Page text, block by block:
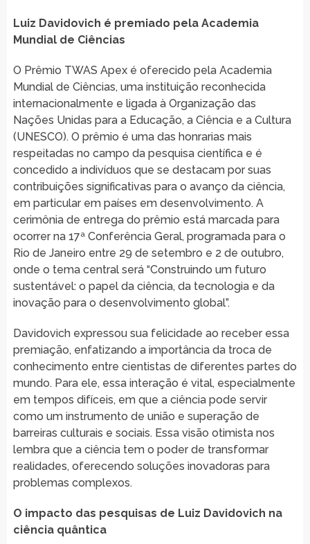
Luiz Davidovich é premiado pela Academia
Mundial de Ciências
O Prêmio TWAS Apex é oferecido pela Academia
Mundial de Ciências, uma instituição reconhecida
internacionalmente e ligada à Organização das
Nações Unidas para a Educação, a Ciência e a Cultura
(UNESCO). O prêmio é uma das honrarias mais
respeitadas no campo da pesquisa científica e é
concedido a indivíduos que se destacam por suas
contribuições significativas para o avanço da ciência,
em particular em países em desenvolvimento. A
cerimônia de entrega do prêmio está marcada para
ocorrer na 17ª Conferência Geral, programada para o
Rio de Janeiro entre 29 de setembro e 2 de outubro,
onde o tema central será “Construindo um futuro
sustentável: o papel da ciência, da tecnologia e da
inovação para o desenvolvimento global”.
Davidovich expressou sua felicidade ao receber essa
premiação, enfatizando a importância da troca de
conhecimento entre cientistas de diferentes partes do
mundo. Para ele, essa interação é vital, especialmente
em tempos difíceis, em que a ciência pode servir
como um instrumento de união e superação de
barreiras culturais e sociais. Essa visão otimista nos
lembra que a ciência tem o poder de transformar
realidades, oferecendo soluções inovadoras para
problemas complexos.
O impacto das pesquisas de Luiz Davidovich na
ciência quântica